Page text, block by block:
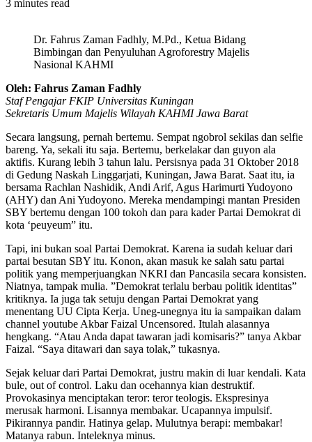
3 minutes read
Dr. Fahrus Zaman Fadhly, M.Pd., Ketua Bidang
Bimbingan dan Penyuluhan Agroforestry Majelis
Nasional KAHMI
Oleh: Fahrus Zaman Fadhly
Staf Pengajar FKIP Universitas Kuningan
Sekretaris Umum Majelis Wilayah KAHMI Jawa Barat
Secara langsung, pernah bertemu. Sempat ngobrol sekilas dan selfie
bareng. Ya, sekali itu saja. Bertemu, berkelakar dan guyon ala
aktifis. Kurang lebih 3 tahun lalu. Persisnya pada 31 Oktober 2018
di Gedung Naskah Linggarjati, Kuningan, Jawa Barat. Saat itu, ia
bersama Rachlan Nashidik, Andi Arif, Agus Harimurti Yudoyono
(AHY) dan Ani Yudoyono. Mereka mendampingi mantan Presiden
SBY bertemu dengan 100 tokoh dan para kader Partai Demokrat di
kota ‘peuyeum” itu.
Tapi, ini bukan soal Partai Demokrat. Karena ia sudah keluar dari
partai besutan SBY itu. Konon, akan masuk ke salah satu partai
politik yang memperjuangkan NKRI dan Pancasila secara konsisten.
Niatnya, tampak mulia. ”Demokrat terlalu berbau politik identitas”
kritiknya. Ia juga tak setuju dengan Partai Demokrat yang
menentang UU Cipta Kerja. Uneg-unegnya itu ia sampaikan dalam
channel youtube Akbar Faizal Uncensored. Itulah alasannya
hengkang. “Atau Anda dapat tawaran jadi komisaris?” tanya Akbar
Faizal. “Saya ditawari dan saya tolak,” tukasnya.
Sejak keluar dari Partai Demokrat, justru makin di luar kendali. Kata
bule, out of control. Laku dan ocehannya kian destruktif.
Provokasinya menciptakan teror: teror teologis. Ekspresinya
merusak harmoni. Lisannya membakar. Ucapannya impulsif.
Pikirannya pandir. Hatinya gelap. Mulutnya berapi: membakar!
Matanya rabun. Inteleknya minus.